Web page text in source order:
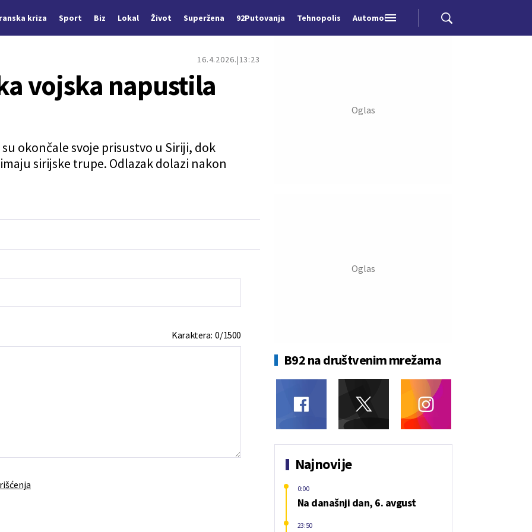
kriza Sport Biz Lokal Život Superžena 92Putovanja Tehnopolis Automobili
16.4.2026. 13:23
vojska napustila
okončale svoje prisustvo u Siriji, dok
sirijske trupe. Odlazak dolazi nakon
Karaktera:0/1500
B92 na društvenim mrežama
Najnovije
Na današnji dan, 6. avgust
0:00
23:50